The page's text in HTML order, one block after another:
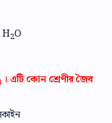
H2O
। এটি কোন শ্রেণীর জৈব